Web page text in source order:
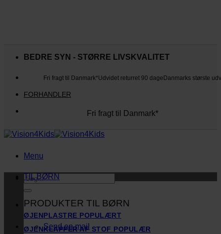
BEDRE SYN - STØRRE LIVSKVALITET
Fri fragt til Danmark*Udvidet returret 90 dage Danmarks største
FORHANDLER
Fri fragt til Danmark*
Menu
Søg
efter:
Send en mail
TIL BØRN
PRODUKTER TIL BØRN
ØJENPLASTRE
ØJENKLAPPER AF STOF